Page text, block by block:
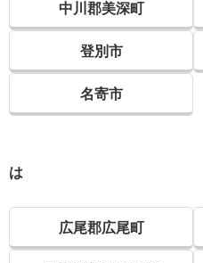
中川郡美深町
登別市
名寄市
は
広尾郡広尾町